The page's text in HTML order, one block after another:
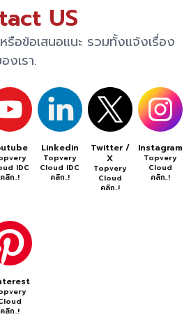
US
อข้อเสนอแนะ รวมทั้งแจ้งเรื่อง
เรา.
IDC
คลิก..!
Linkedin
Topvery
Cloud IDC
คลิก..!
Twitter /
X
Topvery
Cloud
คลิก..!
Instagram
Topvery
Cloud
คลิก..!
คลิก..!